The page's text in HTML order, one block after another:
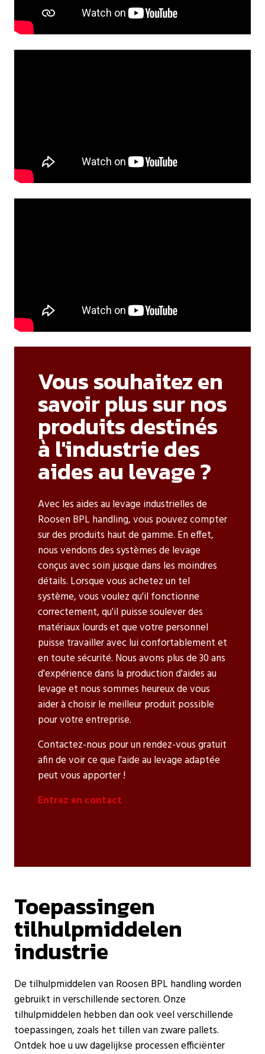
Vous souhaitez en
savoir plus sur nos
produits destinés
à l'industrie des
aides au levage ?
Avec les aides au levage industrielles de
Roosen BPL handling, vous pouvez compter
sur des produits haut de gamme. En effet,
nous vendons des systèmes de levage
conçus avec soin jusque dans les moindres
détails. Lorsque vous achetez un tel
système, vous voulez qu'il fonctionne
correctement, qu'il puisse soulever des
matériaux lourds et que votre personnel
puisse travailler avec lui confortablement et
en toute sécurité. Nous avons plus de 30 ans
d'expérience dans la production d'aides au
levage et nous sommes heureux de vous
aider à choisir le meilleur produit possible
pour votre entreprise.
Contactez-nous pour un rendez-vous gratuit
afin de voir ce que l'aide au levage adaptée
peut vous apporter !
Entrez en contact
Toepassingen
tilhulpmiddelen
industrie
De tilhulpmiddelen van Roosen BPL handling worden
gebruikt in verschillende sectoren. Onze
tilhulpmiddelen hebben dan ook veel verschillende
toepassingen, zoals het tillen van zware pallets.
Ontdek hoe u uw dagelijkse processen efficiënter